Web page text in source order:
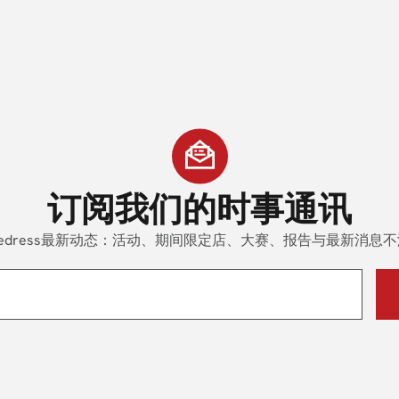
订阅我们的时事通讯
最新动态：活动、期间限定店、大赛、报告与最新消息不